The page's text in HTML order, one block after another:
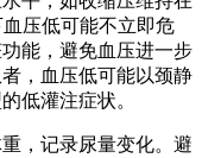
压低可能不立即危
能，避免血压进一步
，血压低可能以颈静
低灌注症状。
，记录尿量变化。避